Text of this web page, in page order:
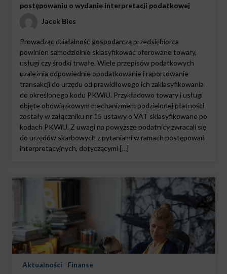
postępowaniu o wydanie interpretacji podatkowej
Jacek Bies
Prowadząc działalność gospodarczą przedsiębiorca
powinien samodzielnie sklasyfikować oferowane towary,
usługi czy środki trwałe. Wiele przepisów podatkowych
uzależnia odpowiednie opodatkowanie i raportowanie
transakcji do urzędu od prawidłowego ich zaklasyfikowania
do określonego kodu PKWiU. Przykładowo towary i usługi
objęte obowiązkowym mechanizmem podzielonej płatności
zostały w załączniku nr 15 ustawy o VAT sklasyfikowane po
kodach PKWiU. Z uwagi na powyższe podatnicy zwracali się
do urzędów skarbowych z pytaniami w ramach postępowań
interpretacyjnych, dotyczącymi […]
Aktualności Finanse